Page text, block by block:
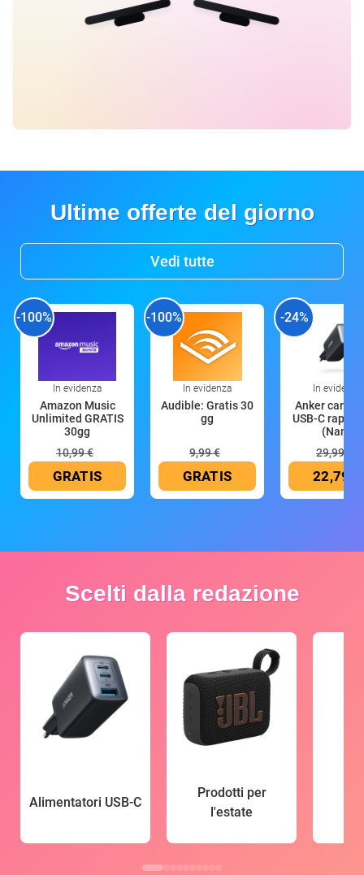
Ultime offerte del giorno
Vedi tutte
-100%
In evidenza
Amazon Music
Unlimited GRATIS
30gg
10,99 €
GRATIS
-100%
In evidenza
Audible: Gratis 30
gg
9,99 €
GRATIS
-24%
In evidenza
Anker
USB-C rapido
(Nano
29,99 €
22,79 €
Scelti dalla redazione
Alimentatori USB-C
Prodotti per
l'estate